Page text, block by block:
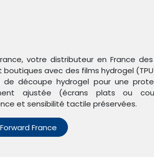
Trier par :
votre distributeur en France
boutiques avec des films hydrogel
de découpe hydrogel pour une
ajustée (écrans plats ou
et sensibilité tactile préservées.
France